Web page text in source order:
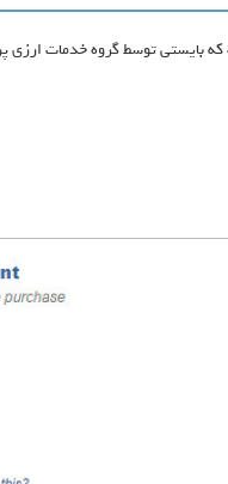
بایستی توسط گروه خدمات ارزی